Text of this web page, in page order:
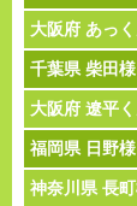
大阪府 あっ
千葉県 柴田
大阪府 遼平
福岡県 日野
神奈川県 長